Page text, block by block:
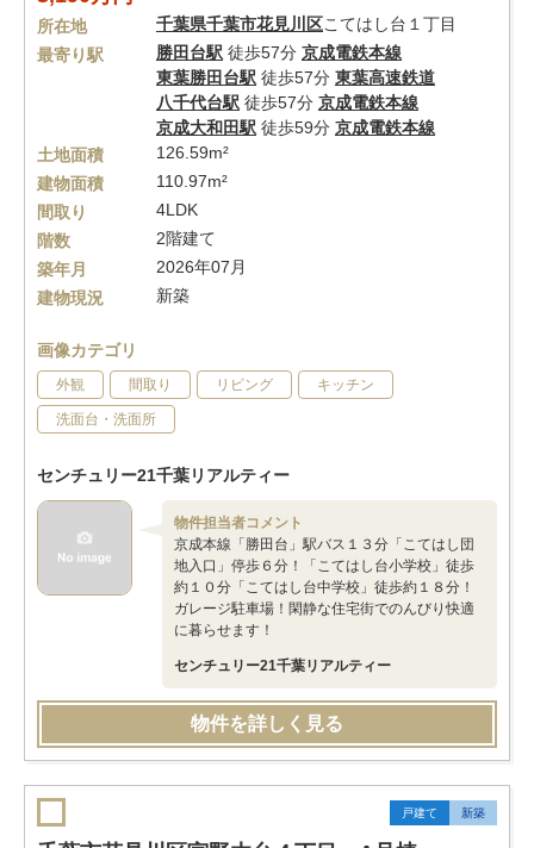
所在地 千葉県千葉市花見川区こてはし台１丁目
最寄り駅
勝田台駅 徒歩57分 京成電鉄本線
東葉勝田台駅 徒歩57分 東葉高速鉄道
八千代台駅 徒歩57分 京成電鉄本線
京成大和田駅 徒歩59分 京成電鉄本線
土地面積
126.59m²
建物面積
110.97m²
間取り
4LDK
階数
2階建て
築年月
2026年07月
建物現況
新築
画像カテゴリ
外観 間取り リビング キッチン
洗面台・洗面所
センチュリー21千葉リアルティー
物件担当者コメント
京成本線「勝田台」駅バス１３分「こてはし団
地入口」停歩６分！「こてはし台小学校」徒歩
約１０分「こてはし台中学校」徒歩約１８分！
ガレージ駐車場！閑静な住宅街でのんびり快適
に暮らせます！
センチュリー21千葉リアルティー
物件を詳しく見る
戸建て 新築